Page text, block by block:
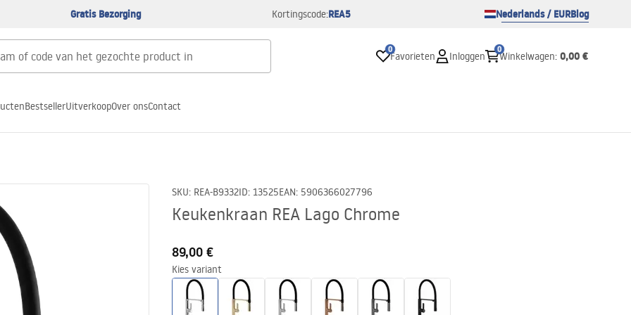
Gratis Bezorging Kortingscode:REA5 Nederlands / EURBlog
0
Favorieten Inloggen
0
Winkelwagen: 0,00 €
BestsellerUitverkoopOver onsContact
SKU: REA-B9332ID: 13525EAN: 5906366027796
Keukenkraan REA Lago Chrome
89,00 €
Kies variant